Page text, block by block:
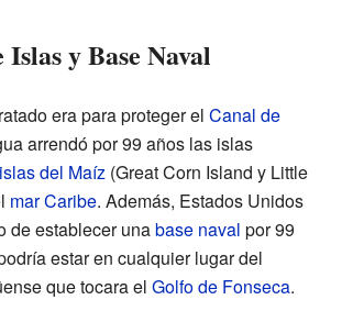
y Base Naval
era para proteger el Canal de
arrendó por 99 años las islas
islas del Maíz (Great Corn Island y Little
mar Caribe. Además, Estados Unidos
de establecer unabase naval por 99
estar en cualquier lugar del
que tocara el Golfo de Fonseca.